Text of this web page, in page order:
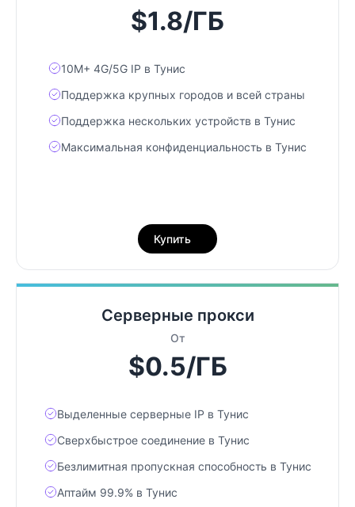
$1.8/ГБ
10М+ 4G/5G IP в Тунис
Поддержка крупных городов и всей страны
Поддержка нескольких устройств в Тунис
Максимальная конфиденциальность в Тунис
Купить
Серверные прокси
От
$0.5/ГБ
Выделенные серверные IP в Тунис
Сверхбыстрое соединение в Тунис
Безлимитная пропускная способность в Тунис
Аптайм 99.9% в Тунис